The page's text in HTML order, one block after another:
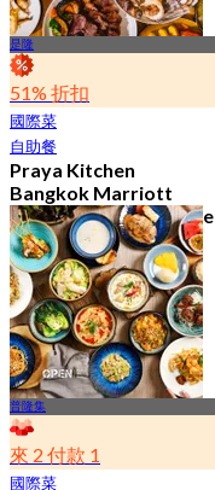
是隆
51% 折扣
國際菜
自助餐
Praya Kitchen
Bangkok Marriott
Hotel The Surawongse
4.7
5.6K 已預訂
起฿ 498
普隆集
來 2 付款 1
國際菜